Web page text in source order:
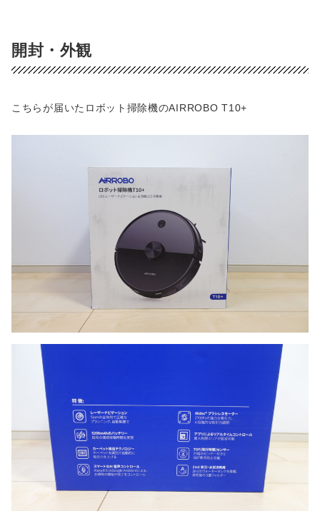
開封・外観
こちらが届いたロボット掃除機のAIRROBO T10+